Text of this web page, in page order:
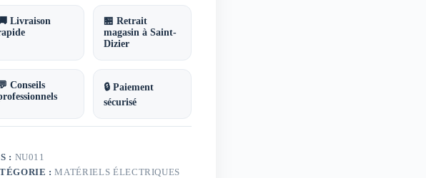
Livraison
🏪 Retrait
magasin à Saint-
Dizier
Conseils
🔒 Paiement
sécurisé
: NU011
:MATÉRIELS ÉLECTRIQUES